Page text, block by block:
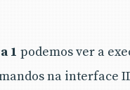
1 podemos ver a
na interface